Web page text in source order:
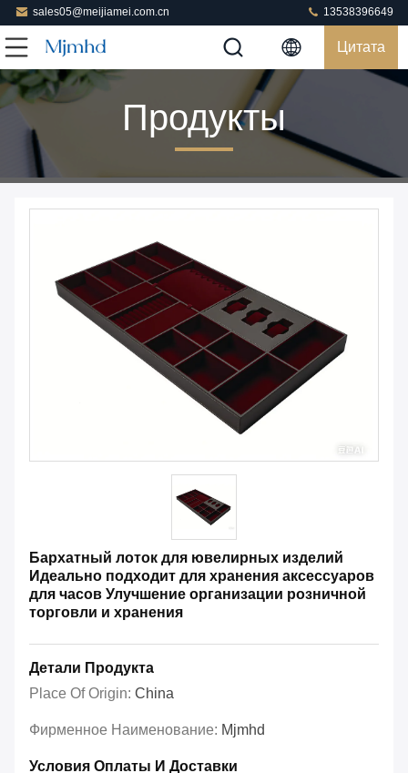
sales05@meijiamei.com.cn 13538396649
Цитата
Продукты
Бархатный лоток для ювелирных изделий
Идеально подходит для хранения аксессуаров
для часов Улучшение организации розничной
торговли и хранения
Детали Продукта
Place Of Origin: China
Фирменное Наименование: Mjmhd
Условия Оплаты И Доставки